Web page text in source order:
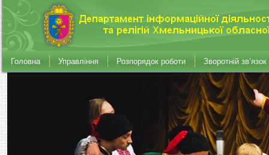
Головна Управління Розпорядок роботи Зворотній зв’язок